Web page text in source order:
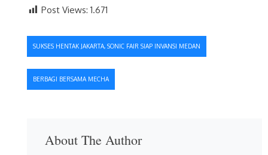
Post Views: 1.671
Navigasi
pos
SUKSES HENTAK JAKARTA, SONIC FAIR SIAP INVANSI MEDAN
BERBAGI BERSAMA MECHA
About The Author